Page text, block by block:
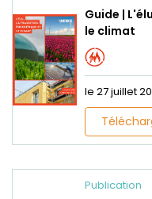
Guide |
le climat
le 27 juillet
Publication